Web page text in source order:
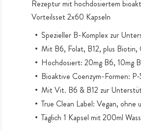
Rezeptur mit hochdosiertem
Vorteilsset 2x60 Kapseln
Spezieller B-Komplex zur
Mit B6, Folat, B12, plus
Hochdosiert: 20mg B6, 10mg
Bioaktive Coenzym-Formen:
Mit Vit. B6 & B12 zur
True Clean Label: Vegan,
Täglich 1 Kapsel mit 200ml